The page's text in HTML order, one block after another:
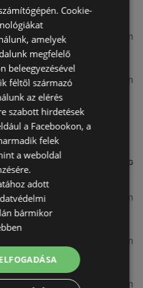
51,54 km
53,49 km
üzletek a közelben
TÁVOLSÁG
3,26 km
3,31 km
3,32 km
Cookie-
amelyek
megfelelő
beleegyezésével
féltől származó
az elérés
szabott hirdetések
a Facebookon, a
felek
a weboldal
adott
bármikor